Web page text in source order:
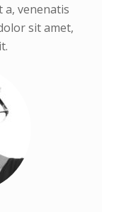
a, venenatis
sit amet,